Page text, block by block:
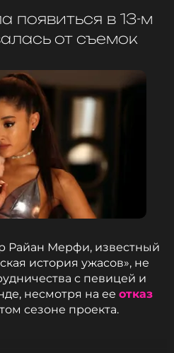
появиться в 13-м
от съемок
Райан Мерфи, известный
история ужасов», не
с певицей и
несмотря на ее отказ
сезоне проекта.